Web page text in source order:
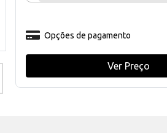
Opções de pagamento
Ver Preço